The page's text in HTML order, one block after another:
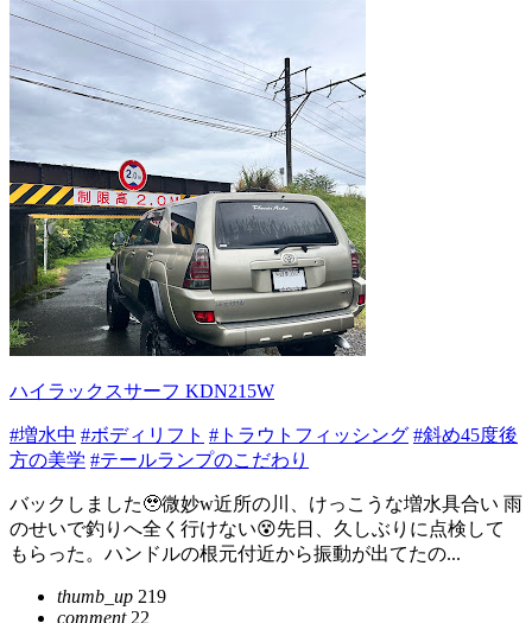
ハイラックスサーフ KDN215W
#増水中 #ボディリフト #トラウトフィッシング #斜め45度後
方の美学 #テールランプのこだわり
バックしました🥹微妙w近所の川、けっこうな増水具合い 雨
のせいで釣りへ全く行けない😵先日、久しぶりに点検して
もらった。ハンドルの根元付近から振動が出てたの...
thumb_up 219
comment22